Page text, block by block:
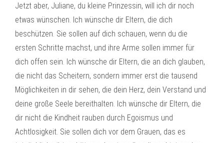
Jetzt aber, Juliane, du kleine Prinzessin, will ich dir noch
etwas wünschen. Ich wünsche dir Eltern, die dich
beschützen. Sie sollen auf dich schauen, wenn du die
ersten Schritte machst, und ihre Arme sollen immer für
dich offen sein. Ich wünsche dir Eltern, die an dich glauben,
die nicht das Scheitern, sondern immer erst die tausend
Möglichkeiten in dir sehen, die dein Herz, dein Verstand und
deine große Seele bereithalten. Ich wünsche dir Eltern, die
dir nicht die Kindheit rauben durch Egoismus und
Achtlosigkeit. Sie sollen dich vor dem Grauen, das es